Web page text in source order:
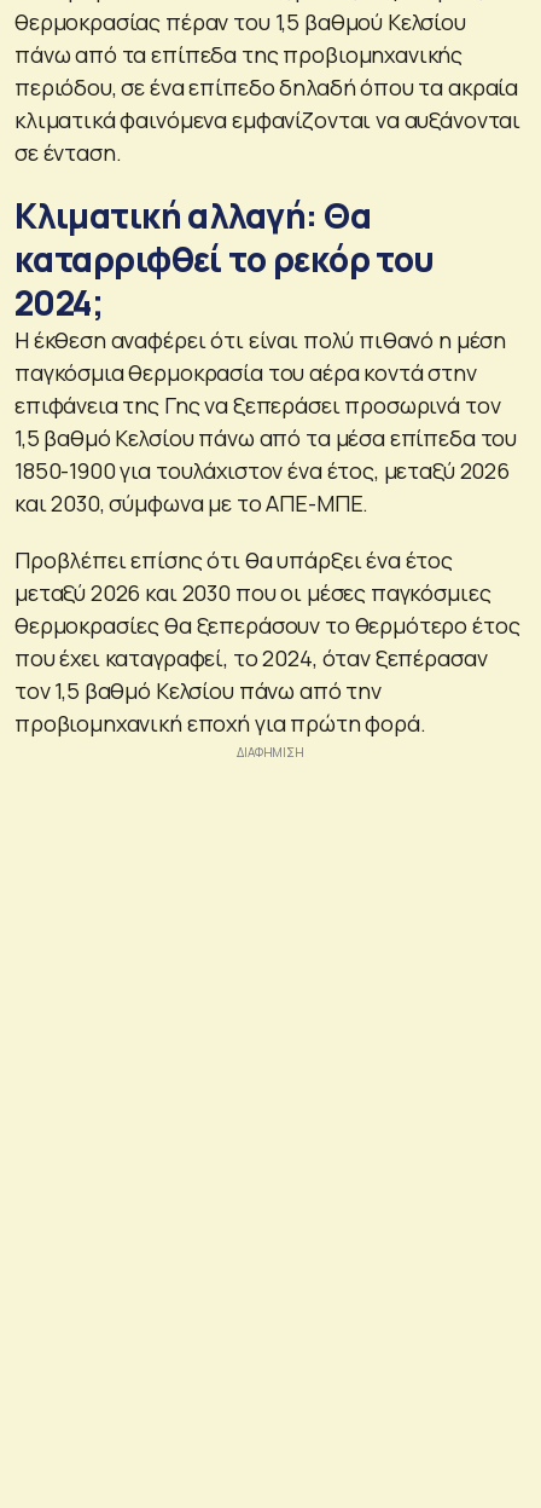
θερμοκρασίας πέραν του 1,5 βαθμού Κελσίου
πάνω από τα επίπεδα της προβιομηχανικής
περιόδου, σε ένα επίπεδο δηλαδή όπου τα ακραία
κλιματικά φαινόμενα εμφανίζονται να αυξάνονται
σε ένταση.
Κλιματική αλλαγή: Θα
καταρριφθεί το ρεκόρ του
2024;
Η έκθεση αναφέρει ότι είναι πολύ πιθανό η μέση
παγκόσμια θερμοκρασία του αέρα κοντά στην
επιφάνεια της Γης να ξεπεράσει προσωρινά τον
1,5 βαθμό Κελσίου πάνω από τα μέσα επίπεδα του
1850-1900 για τουλάχιστον ένα έτος, μεταξύ 2026
και 2030, σύμφωνα με το ΑΠΕ-ΜΠΕ.
Προβλέπει επίσης ότι θα υπάρξει ένα έτος
μεταξύ 2026 και 2030 που οι μέσες παγκόσμιες
θερμοκρασίες θα ξεπεράσουν το θερμότερο έτος
που έχει καταγραφεί, το 2024, όταν ξεπέρασαν
τον 1,5 βαθμό Κελσίου πάνω από την
προβιομηχανική εποχή για πρώτη φορά.